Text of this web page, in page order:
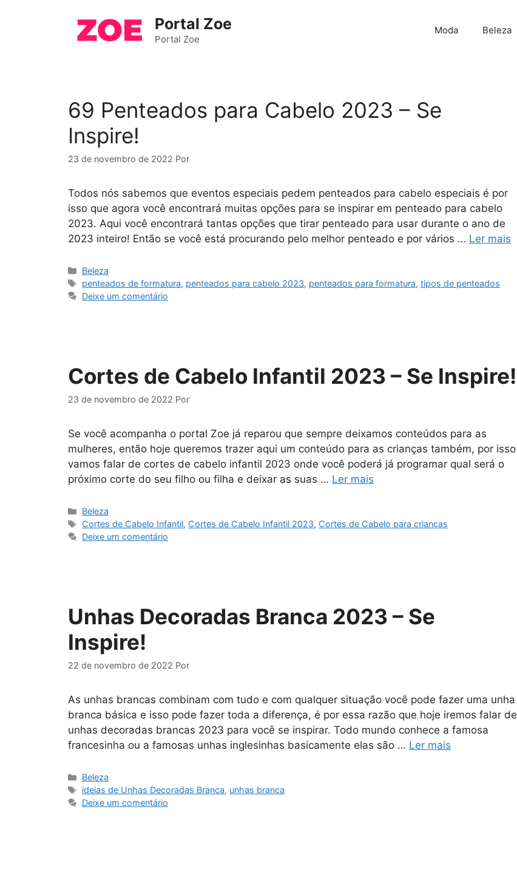
Portal Zoe
Portal Zoe
Moda Beleza
69 Penteados para Cabelo 2023 – Se
Inspire!
23 de novembro de 2022 Por
Todos nós sabemos que eventos especiais pedem penteados para cabelo especiais é por
isso que agora você encontrará muitas opções para se inspirar em penteado para cabelo
2023. Aqui você encontrará tantas opções que tirar penteado para usar durante o ano de
2023 inteiro! Então se você está procurando pelo melhor penteado e por vários … Ler mais
Categorias
Beleza
Tags
penteados de formatura, penteados para cabelo 2023, penteados para formatura,tipos de penteados
Deixe um comentário
Cortes de Cabelo Infantil 2023 – Se Inspire!
23 de novembro de 2022 Por
Se você acompanha o portal Zoe já reparou que sempre deixamos conteúdos para as
mulheres, então hoje queremos trazer aqui um conteúdo para as crianças também, por isso
vamos falar de cortes de cabelo infantil 2023 onde você poderá já programar qual será o
próximo corte do seu filho ou filha e deixar as suas … Ler mais
Categorias
Beleza
Tags
Cortes de Cabelo Infantil, Cortes de Cabelo Infantil 2023, Cortes de Cabelo para crianças
Deixe um comentário
Unhas Decoradas Branca 2023 – Se
Inspire!
22 de novembro de 2022 Por
As unhas brancas combinam com tudo e com qualquer situação você pode fazer uma unha
branca básica e isso pode fazer toda a diferença, é por essa razão que hoje iremos falar de
unhas decoradas brancas 2023 para você se inspirar. Todo mundo conhece a famosa
francesinha ou a famosas unhas inglesinhas basicamente elas são … Ler mais
Categorias
Beleza
Tags
ideias de Unhas Decoradas Branca, unhas branca
Deixe um comentário